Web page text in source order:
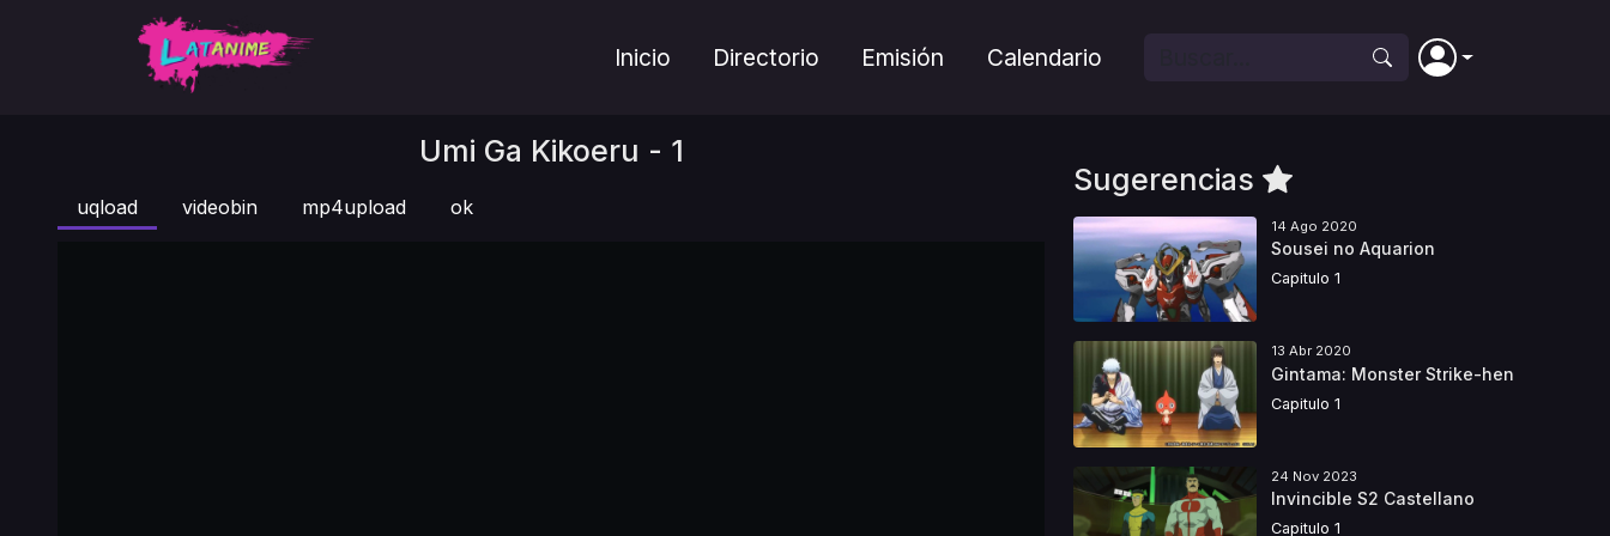
Inicio Directorio Emisión Calendario
Umi Ga Kikoeru - 1
uqload videobin mp4upload ok
Sugerencias
14 Ago 2020
Sousei no Aquarion
Capitulo 1
13 Abr 2020
Gintama: Monster Strike-hen
Capitulo 1
24 Nov 2023
Invincible S2 Castellano
Capitulo 1